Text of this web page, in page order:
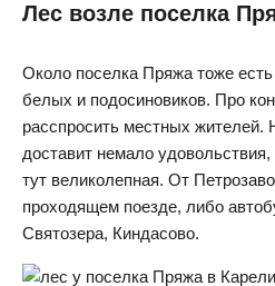
Лес возле поселка
Около поселка Пряжа тоже
белых и подосиновиков. Про
расспросить местных жителей.
доставит немало
тут великолепная. От
проходящем поезде, либо
Святозера, Киндасово.